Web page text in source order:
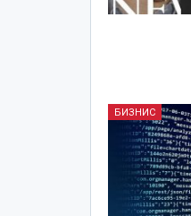
БИЗНИС